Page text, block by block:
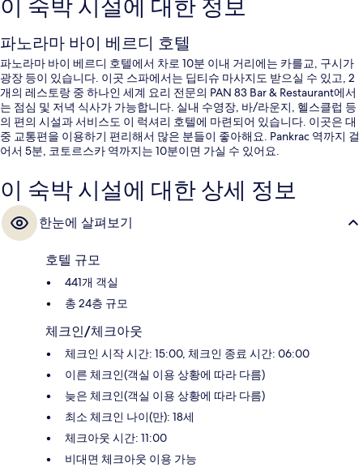
이 숙박 시설에 대한 정보
파노라마 바이 베르디 호텔
파노라마 바이 베르디 호텔에서 차로 10분 이내 거리에는 카를교, 구시가
광장 등이 있습니다. 이곳 스파에서는 딥티슈 마사지도 받으실 수 있고, 2
개의 레스토랑 중 하나인 세계 요리 전문의 PAN 83 Bar & Restaurant에서
는 점심 및 저녁 식사가 가능합니다. 실내 수영장, 바/라운지, 헬스클럽 등
의 편의 시설과 서비스도 이 럭셔리 호텔에 마련되어 있습니다. 이곳은 대
중 교통편을 이용하기 편리해서 많은 분들이 좋아해요. Pankrac 역까지 걸
어서 5분, 코토르스카 역까지는 10분이면 가실 수 있어요.
이 숙박 시설에 대한 상세 정보
한눈에 살펴보기
호텔 규모
441개 객실
총 24층 규모
체크인/체크아웃
체크인 시작 시간: 15:00, 체크인 종료 시간: 06:00
이른 체크인(객실 이용 상황에 따라 다름)
늦은 체크인(객실 이용 상황에 따라 다름)
최소 체크인 나이(만): 18세
체크아웃 시간: 11:00
비대면 체크아웃 이용 가능